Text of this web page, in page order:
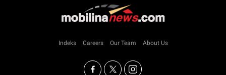
Indeks Careers Our Team About Us